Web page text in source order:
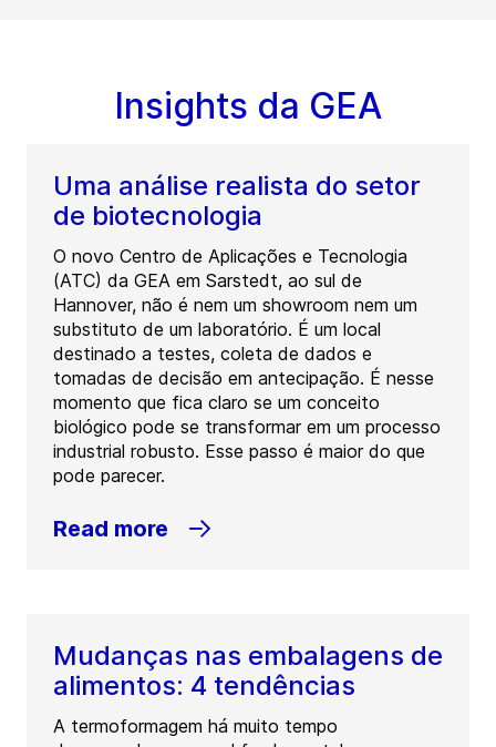
Insights da GEA
Uma análise realista do setor
de biotecnologia
O novo Centro de Aplicações e Tecnologia
(ATC) da GEA em Sarstedt, ao sul de
Hannover, não é nem um showroom nem um
substituto de um laboratório. É um local
destinado a testes, coleta de dados e
tomadas de decisão em antecipação. É nesse
momento que fica claro se um conceito
biológico pode se transformar em um processo
industrial robusto. Esse passo é maior do que
pode parecer.
Read more
Mudanças nas embalagens de
alimentos: 4 tendências
A termoformagem há muito tempo